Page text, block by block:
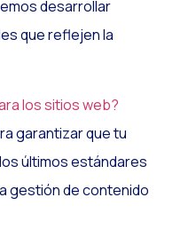
desarrollar
que reflejen la
los sitios web?
garantizar que tu
últimos estándares
gestión de contenido